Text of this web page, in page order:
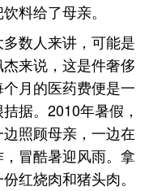
料给了母亲。
数人来讲，可能是
来说，这是件奢侈
月的医药费便是一
据。2010年暑假，
照顾母亲，一边在
冒酷暑迎风雨。拿
红烧肉和猪头肉。